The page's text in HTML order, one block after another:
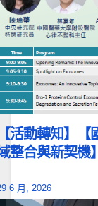
活動轉知】【
整合與新契機】
6 月, 2026